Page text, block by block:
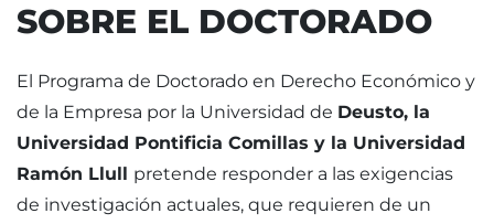
SOBRE EL DOCTORADO
El Programa de Doctorado en Derecho Económico y
de la Empresa por la Universidad de Deusto, la
Universidad Pontificia Comillas y la Universidad
Ramón Llull pretende responder a las exigencias
de investigación actuales, que requieren de un